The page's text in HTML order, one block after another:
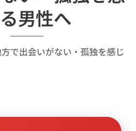
男性へ
で出会いがない・孤独を感じ